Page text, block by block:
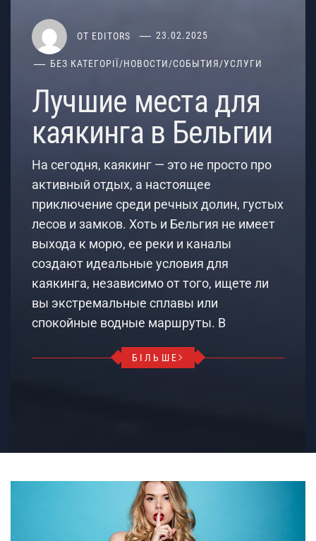
ОТ EDITORS 23.02.2025
БЕЗ КАТЕГОРІЇ/НОВОСТИ/СОБЫТИЯ/УСЛУГИ
Лучшие места для
каякинга в Бельгии
На сегодня, каякинг — это не просто про
активный отдых, а настоящее
приключение среди речных долин, густых
лесов и замков. Хоть и Бельгия не имеет
выхода к морю, ее реки и каналы
создают идеальные условия для
каякинга, независимо от того, ищете ли
вы экстремальные сплавы или
спокойные водные маршруты. В
БІЛЬШЕ